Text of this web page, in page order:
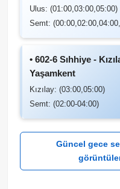
Ulus: (01:00,03:00,05:00)
Semt:
• 602-6 Sıhhiye -
Yaşamkent
Kızılay: (03:00,05:00)
Semt: (02:00-04:00)
Güncel gece